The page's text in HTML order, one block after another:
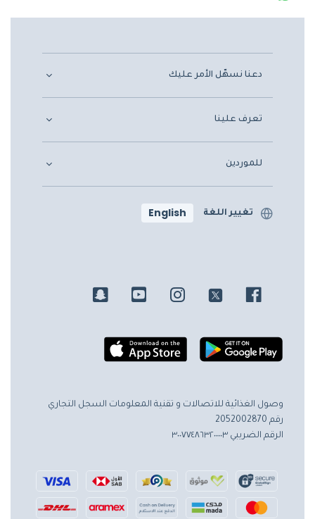
دعنا نسهّل الأمر عليك
تعرف علينا
للموردين
تغيير اللغة English
وصول الغذائية للاتصالات و تقنية المعلومات السجل التجاري
رقم 2052002870
الرقم الضريبي ٣٠٠٧٧٤٨٦٣٢٠٠٠٠٣